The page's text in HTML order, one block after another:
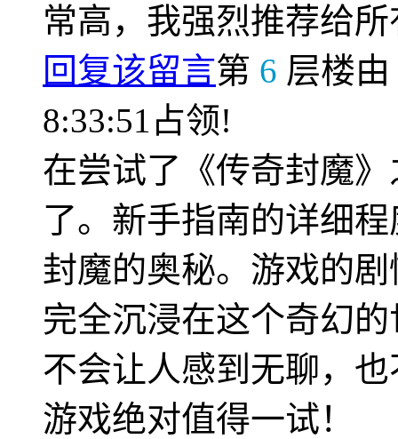
常高，我强烈推荐给
回复该留言第 6 层楼由
8:33:51占领!
在尝试了《传奇封魔
了。新手指南的详细
封魔的奥秘。游戏的
完全沉浸在这个奇幻
不会让人感到无聊，
游戏绝对值得一试！